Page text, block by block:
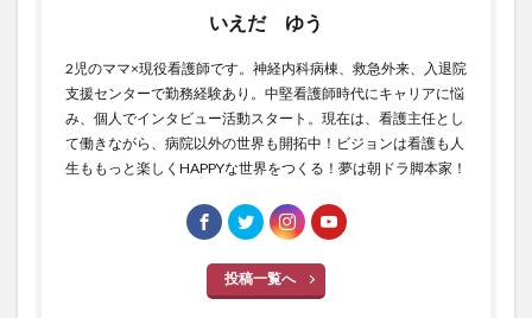
いえだ ゆう
2児のママ×現役看護師です。神経内科病棟、救急外来、入退院
支援センターで勤務経験あり。中堅看護師時代にキャリアに悩
み、個人でインタビュー活動スタート。現在は、看護主任とし
て働きながら、病院以外の世界も開拓中！ビジョンは看護も人
生ももっと楽しくHAPPYな世界をつくる！夢は朝ドラ脚本家！
投稿一覧へ